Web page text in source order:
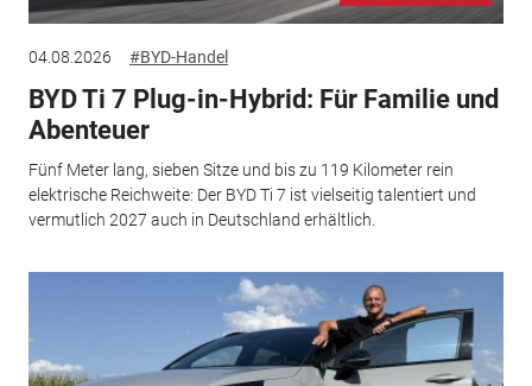
04.08.2026 #BYD-Handel
BYD Ti 7 Plug-in-Hybrid: Für Familie und
Abenteuer
Fünf Meter lang, sieben Sitze und bis zu 119 Kilometer rein
elektrische Reichweite: Der BYD Ti 7 ist vielseitig talentiert und
vermutlich 2027 auch in Deutschland erhältlich.